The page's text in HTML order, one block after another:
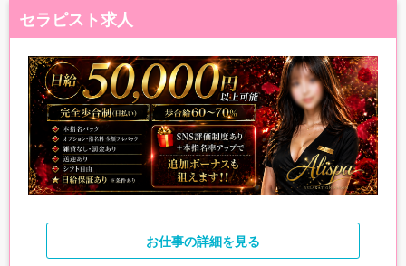
セラピスト求人
お仕事の詳細を見る